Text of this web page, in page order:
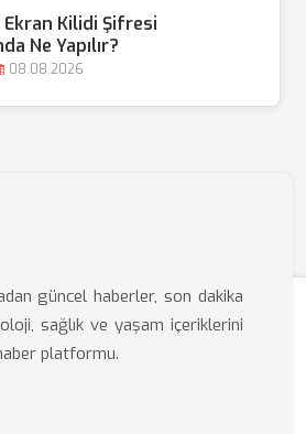
Ekran Kilidi Şifresi
Ne Yapılır?
08.08.2026
güncel haberler, son dakika
sağlık ve yaşam içeriklerini
platformu.